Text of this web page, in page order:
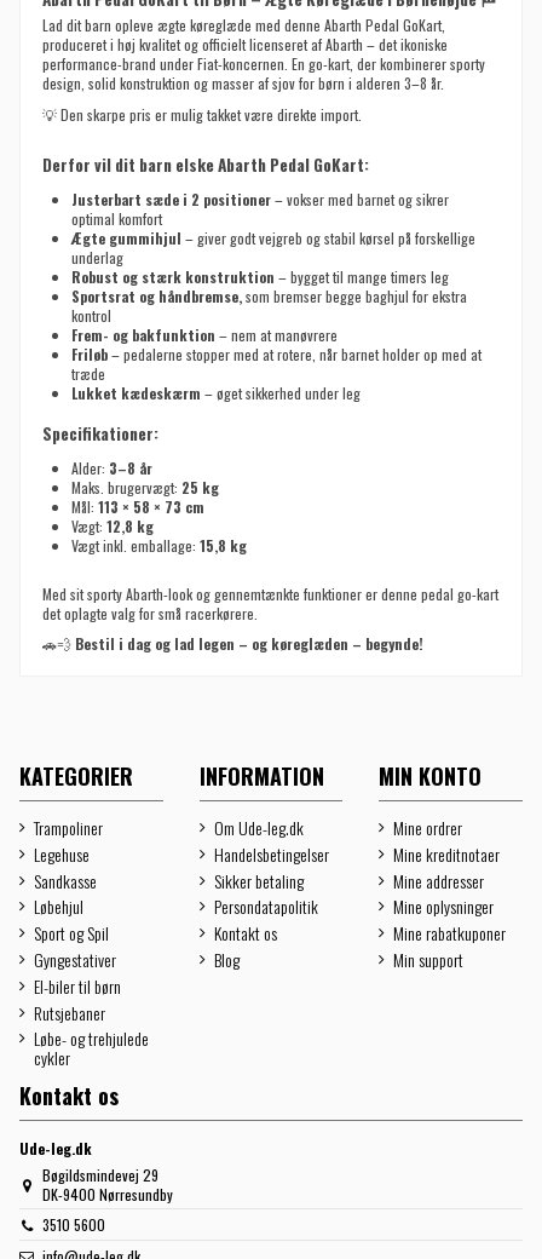
Lad dit barn opleve ægte køreglæde med denne Abarth Pedal GoKart,
produceret i høj kvalitet og officielt licenseret af Abarth – det ikoniske
performance-brand under Fiat-koncernen. En go-kart, der kombinerer sporty
design, solid konstruktion og masser af sjov for børn i alderen 3–8 år.
💡Den skarpe pris er mulig takket være direkte import.
Derfor vil dit barn elske Abarth Pedal GoKart:
Justerbart sæde i 2 positioner– vokser med barnet og sikrer
optimal komfort
Ægte gummihjul – giver godt vejgreb og stabil kørsel på forskellige
underlag
Robust og stærk konstruktion – bygget til mange timers leg
Sportsrat og håndbremse,som bremser begge baghjul for ekstra
kontrol
Frem- og bakfunktion – nem at manøvrere
Friløb– pedalerne stopper med at rotere, når barnet holder op med at
træde
Lukket kædeskærm – øget sikkerhed under leg
Specifikationer:
Alder: 3–8 år
Maks. brugervægt: 25 kg
Mål: 113 × 58 × 73 cm
Vægt: 12,8 kg
Vægt inkl. emballage: 15,8 kg
Med sit sporty Abarth-look og gennemtænkte funktioner er denne pedal go-kart
det oplagte valg for små racerkørere.
🚗💨 Bestil i dag og lad legen – og køreglæden – begynde!
KATEGORIER
Trampoliner
Legehuse
Sandkasse
Løbehjul
Sport og Spil
Gyngestativer
El-biler til børn
Rutsjebaner
Løbe- og trehjulede
cykler
INFORMATION
Om Ude-leg.dk
Handelsbetingelser
Sikker betaling
Persondatapolitik
Kontakt os
Blog
MIN KONTO
Mine ordrer
Mine kreditnotaer
Mine addresser
Mine oplysninger
Mine rabatkuponer
Min support
Kontakt os
Ude-leg.dk
Bøgildsmindevej 29
DK-9400 Nørresundby
3510 5600